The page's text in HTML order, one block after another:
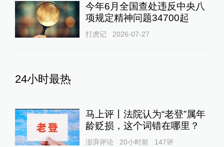
今年6月全国查处违反中央八
项规定精神问题34700起
打虎记 2026-07-27
24小时最热
马上评丨法院认为“老登”属年
龄贬损，这个词错在哪里？
澎湃评论 20小时前 147评